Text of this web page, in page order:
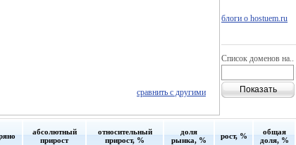
сравнить с другими
блоги о hostuem.ru
Список доменов на..
абсолютный
прирост
относительный
прирост, %
доля
рынка, %
рост, %
общая
доля, %